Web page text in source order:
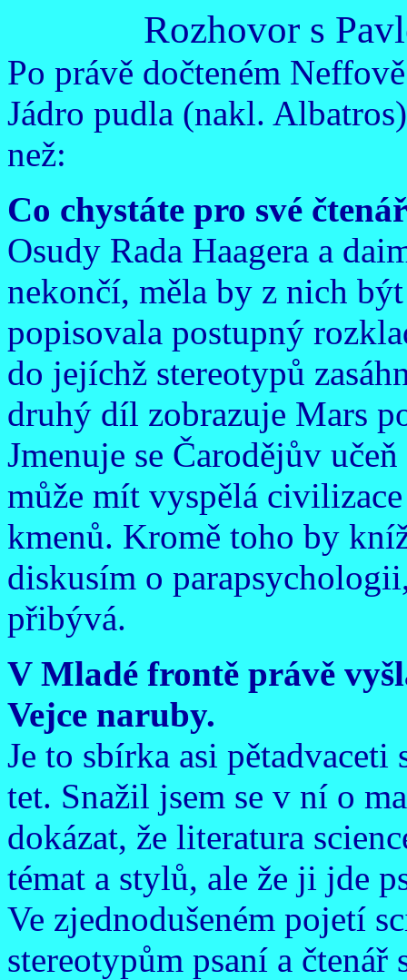
Rozhovor s
Po právě dočteném
Jádro pudla (nakl.
než:
Co chystáte pro své
Osudy Rada Haagera a
nekončí, měla by z nich
popisovala postupný
do jejíchž stereotypů
druhý díl zobrazuje Mars
Jmenuje se Čarodějův
může mít vyspělá
kmenů. Kromě toho by
diskusím o
přibývá.
V Mladé frontě právě
Vejce naruby.
Je to sbírka asi
tet. Snažil jsem se v ní o
dokázat, že literatura
témat a stylů, ale že ji jde
Ve zjednodušeném pojetí
stereotypům psaní a